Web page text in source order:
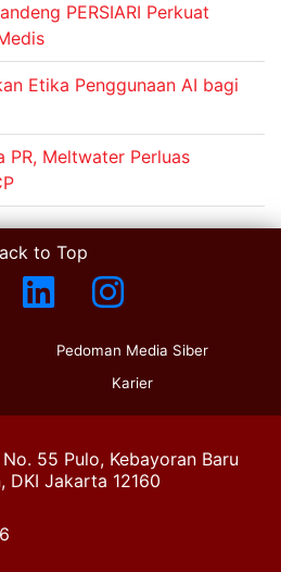
PERSIARI Perkuat
Etika Penggunaan AI bagi
PR, Meltwater Perluas
to Top
Pedoman Media Siber
Karier
55 Pulo, Kebayoran Baru
DKI Jakarta 12160